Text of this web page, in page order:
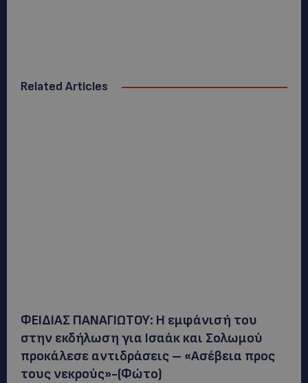
Related Articles
ΦΕΙΔΙΑΣ ΠΑΝΑΓΙΩΤΟΥ: Η εμφάνισή του
στην εκδήλωση για Ισαάκ και Σολωμού
προκάλεσε αντιδράσεις – «Ασέβεια προς
τους νεκρούς»-(Φώτο)